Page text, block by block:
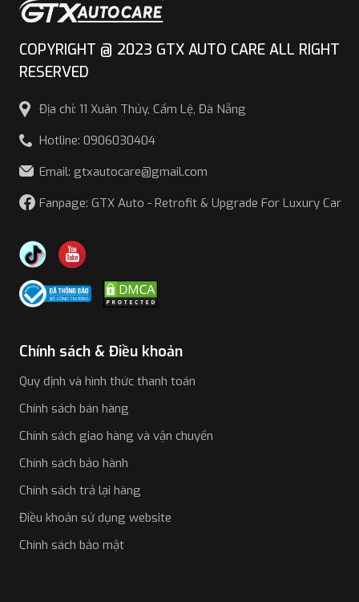
COPYRIGHT @ 2023 GTX AUTO CARE ALL RIGHT
RESERVED
Địa chỉ: 11 Xuân Thủy, Cẩm Lệ, Đà Nẵng
Hotline: 0906030404
Email: gtxautocare@gmail.com
Fanpage: GTX Auto - Retrofit & Upgrade For Luxury Car
Chính sách & Điều khoản
Quy định và hình thức thanh toán
Chính sách bán hàng
Chính sách giao hàng và vận chuyển
Chính sách bảo hành
Chính sách trả lại hàng
Điều khoản sử dụng website
Chính sách bảo mật